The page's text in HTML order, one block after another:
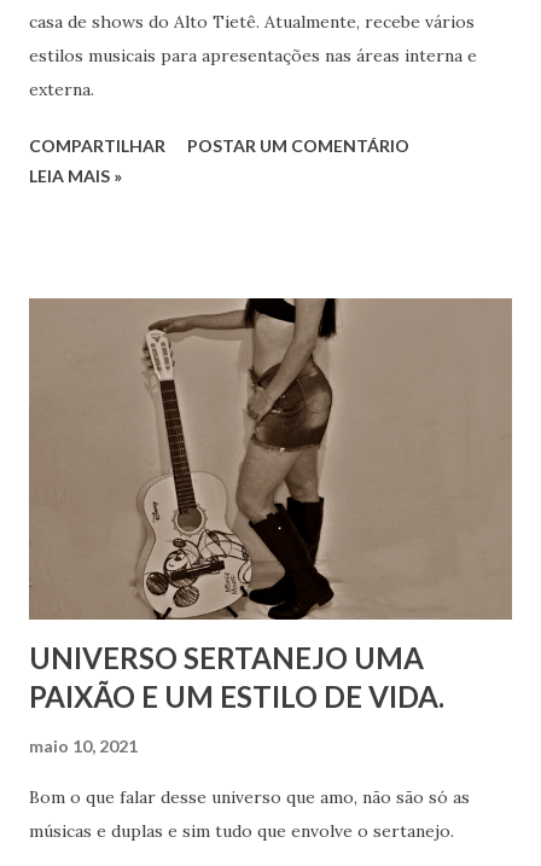
casa de shows do Alto Tietê. Atualmente, recebe vários
estilos musicais para apresentações nas áreas interna e
externa.
COMPARTILHAR
POSTAR UM COMENTÁRIO
LEIA MAIS »
UNIVERSO SERTANEJO UMA
PAIXÃO E UM ESTILO DE VIDA.
maio 10, 2021
Bom o que falar desse universo que amo, não são só as
músicas e duplas e sim tudo que envolve o sertanejo.